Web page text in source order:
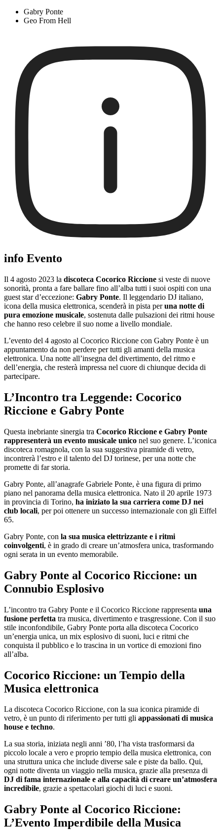
Gabry Ponte
Geo From Hell
info Evento
Il 4 agosto 2023 la discoteca Cocorico Riccione si veste di nuove
sonorità, pronta a fare ballare fino all’alba tutti i suoi ospiti con una
guest star d’eccezione: Gabry Ponte. Il leggendario DJ italiano,
icona della musica elettronica, scenderà in pista peruna notte di
pura emozione musicale, sostenuta dalle pulsazioni dei ritmi house
che hanno reso celebre il suo nome a livello mondiale.
L’evento del 4 agosto al Cocorico Riccione con Gabry Ponte è un
appuntamento da non perdere per tutti gli amanti della musica
elettronica. Una notte all’insegna del divertimento, del ritmo e
dell’energia, che resterà impressa nel cuore di chiunque decida di
partecipare.
L’Incontro tra Leggende: Cocorico
Riccione e Gabry Ponte
Questa inebriante sinergia tra Cocorico Riccione e Gabry Ponte
rappresenterà un evento musicale unico nel suo genere. L’iconica
discoteca romagnola, con la sua suggestiva piramide di vetro,
incontrerà l’estro e il talento del DJ torinese, per una notte che
promette di far storia.
Gabry Ponte, all’anagrafe Gabriele Ponte, è una figura di primo
piano nel panorama della musica elettronica. Nato il 20 aprile 1973
in provincia di Torino, ha iniziato la sua carriera come DJ nei
club locali, per poi ottenere un successo internazionale con gli Eiffel
65.
Gabry Ponte, con la sua musica elettrizzante e i ritmi
coinvolgenti, è in grado di creare un’atmosfera unica, trasformando
ogni serata in un evento memorabile.
Gabry Ponte al Cocorico Riccione: un
Connubio Esplosivo
L’incontro tra Gabry Ponte e il Cocorico Riccione rappresenta una
fusione perfetta tra musica, divertimento e trasgressione. Con il suo
stile inconfondibile, Gabry Ponte porta alla discoteca Cocorico
un’energia unica, un mix esplosivo di suoni, luci e ritmi che
conquista il pubblico e lo trascina in un vortice di emozioni fino
all’alba.
Cocorico Riccione: un Tempio della
Musica elettronica
La discoteca Cocorico Riccione, con la sua iconica piramide di
vetro, è un punto di riferimento per tutti gli appassionati di musica
house e techno.
La sua storia, iniziata negli anni ’80, l’ha vista trasformarsi da
piccolo locale a vero e proprio tempio della musica elettronica, con
una struttura unica che include diverse sale e piste da ballo. Qui,
ogni notte diventa un viaggio nella musica, grazie alla presenza di
DJ di fama internazionale e alla capacità di creare un’atmosfera
incredibile, grazie a spettacolari giochi di luci e suoni.
Gabry Ponte al Cocorico Riccione:
L’Evento Imperdibile della Musica